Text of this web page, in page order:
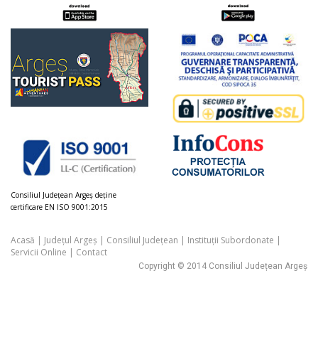
Consiliul Judeţean Argeș deţine
certificare EN ISO 9001:2015
Acasă | Județul Argeș | Consiliul Județean | Instituții Subordonate |
Servicii Online | Contact
Copyright © 2014 Consiliul Județean Argeș